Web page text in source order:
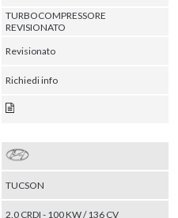
TURBOCOMPRESSORE
REVISIONATO
Revisionato
Richiedi info
TUCSON
2.0 CRDI - 100 KW / 136 CV